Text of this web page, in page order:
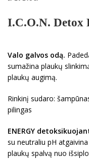
I.C.O.N. Detox
Valo galvos odą.
sumažina plaukų
plaukų augimą.
Rinkinį sudaro:
pilingas
ENERGY
su neutraliu pH
plaukų spalvą nuo